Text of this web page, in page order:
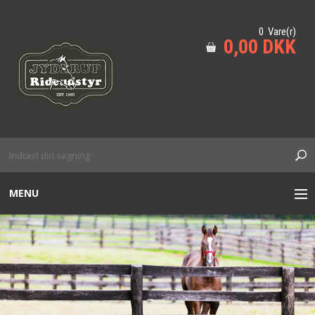
0 Vare(r)
0,00 DKK
MENU
TIL HESTEN
HUND
KÆPHEST M.M
SIKKERHED